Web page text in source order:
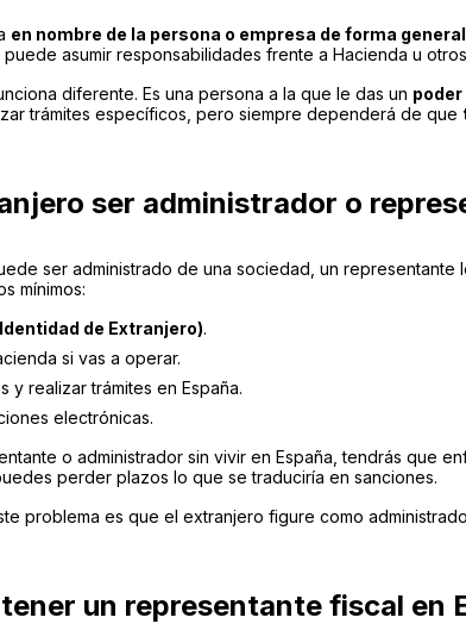
en nombre de la persona o empresa de forma
asumir responsabilidades frente a Hacienda u
diferente. Es una persona a la que le das un
trámites específicos, pero siempre dependerá de que
ser administrador o
ser administrado de una sociedad, un
mínimos:
de Extranjero).
si vas a operar.
y realizar trámites en España.
electrónicas.
o administrador sin vivir en España, tendrás que
perder plazos lo que se traduciría en sanciones.
problema es que el extranjero figure como
un representante fiscal en